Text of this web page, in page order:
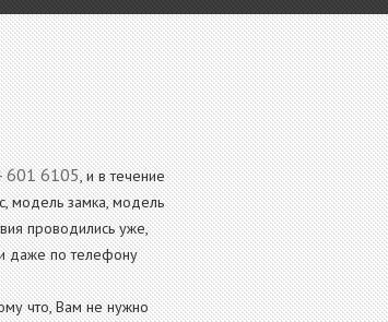
601 6105, и в течение
модель замка, модель
проводились уже,
даже по телефону
что, Вам не нужно